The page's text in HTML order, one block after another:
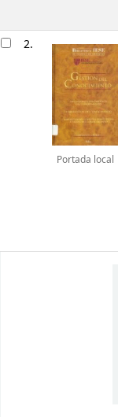
2.
Portada local